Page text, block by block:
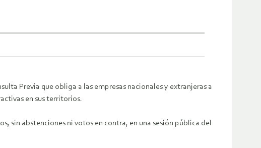
Previa que obliga a las empresas nacionales y extranjeras a
en sus territorios.
sin abstenciones ni votos en contra, en una sesión pública del